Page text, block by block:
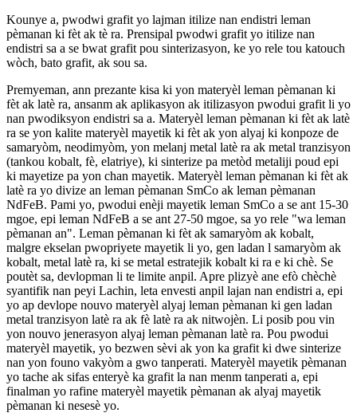
Kounye a, pwodwi grafit yo lajman itilize nan endistri leman
pèmanan ki fèt ak tè ra. Prensipal pwodwi grafit yo itilize nan
endistri sa a se bwat grafit pou sinterizasyon, ke yo rele tou katouch
wòch, bato grafit, ak sou sa.
Premyeman, ann prezante kisa ki yon materyèl leman pèmanan ki
fèt ak latè ra, ansanm ak aplikasyon ak itilizasyon pwodui grafit li yo
nan pwodiksyon endistri sa a. Materyèl leman pèmanan ki fèt ak latè
ra se yon kalite materyèl mayetik ki fèt ak yon alyaj ki konpoze de
samaryòm, neodimyòm, yon melanj metal latè ra ak metal tranzisyon
(tankou kobalt, fè, elatriye), ki sinterize pa metòd metaliji poud epi
ki mayetize pa yon chan mayetik. Materyèl leman pèmanan ki fèt ak
latè ra yo divize an leman pèmanan SmCo ak leman pèmanan
NdFeB. Pami yo, pwodui enèji mayetik leman SmCo a se ant 15-30
mgoe, epi leman NdFeB a se ant 27-50 mgoe, sa yo rele "wa leman
pèmanan an". Leman pèmanan ki fèt ak samaryòm ak kobalt,
malgre ekselan pwopriyete mayetik li yo, gen ladan l samaryòm ak
kobalt, metal latè ra, ki se metal estratejik kobalt ki ra e ki chè. Se
poutèt sa, devlopman li te limite anpil. Apre plizyè ane efò chèchè
syantifik nan peyi Lachin, leta envesti anpil lajan nan endistri a, epi
yo ap devlope nouvo materyèl alyaj leman pèmanan ki gen ladan
metal tranzisyon latè ra ak fè latè ra ak nitwojèn. Li posib pou vin
yon nouvo jenerasyon alyaj leman pèmanan latè ra. Pou pwodui
materyèl mayetik, yo bezwen sèvi ak yon ka grafit ki dwe sinterize
nan yon founo vakyòm a gwo tanperati. Materyèl mayetik pèmanan
yo tache ak sifas enteryè ka grafit la nan menm tanperati a, epi
finalman yo rafine materyèl mayetik pèmanan ak alyaj mayetik
pèmanan ki nesesè yo.